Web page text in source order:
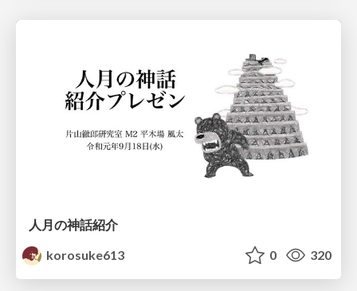
人月の神話紹介
korosuke613
0 320